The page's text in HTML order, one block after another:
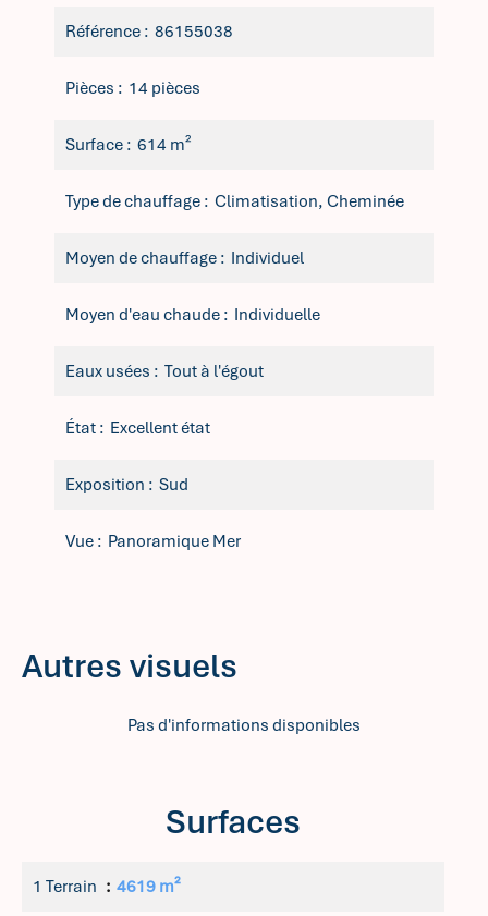
Référence 86155038
Pièces 14 pièces
Surface 614 m²
Type de chauffage Climatisation, Cheminée
Moyen de chauffage Individuel
Moyen d'eau chaude Individuelle
Eaux usées Tout à l'égout
État Excellent état
Exposition Sud
Vue Panoramique Mer
Autres visuels
Pas d'informations disponibles
Surfaces
1 Terrain 4619 m²